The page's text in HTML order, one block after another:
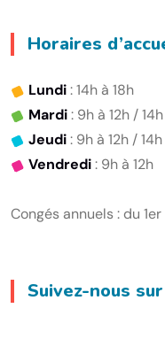
Horaires
Lundi: 14h à 18h
Mardi: 9h à 12h /
Jeudi: 9h à 12h /
Vendredi: 9h à 12h
Congés annuels : du
Suivez-nous